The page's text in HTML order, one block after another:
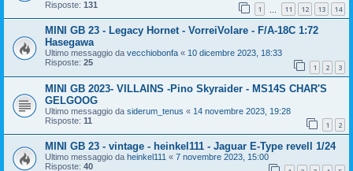
Risposte: 131 1 11 12 13 14
MINI GB 23 - Legacy Hornet - VorreiVolare - F/A-18C 1:72
Hasegawa
Ultimo messaggio da vecchiobonfa « 10 dicembre 2023, 18:33
Risposte: 25 1 2 3
MINI GB 2023- VILLAINS -Pino Skyraider - MS14S CHAR'S
GELGOOG
Ultimo messaggio da siderum_tenus « 14 novembre 2023, 19:28
Risposte: 11 1 2
MINI GB 23 - vintage - heinkel111 - Jaguar E-Type revell 1/24
Ultimo messaggio da heinkel111 « 7 novembre 2023, 15:00
Risposte: 40